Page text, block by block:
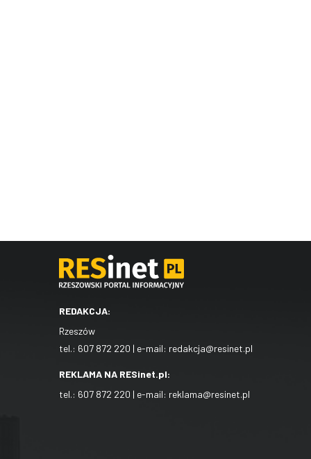
REDAKCJA:
Rzeszów
tel.: 607 872 220 | e-mail: redakcja@resinet.pl
REKLAMA NA RESinet.pl:
tel.: 607 872 220 | e-mail: reklama@resinet.pl